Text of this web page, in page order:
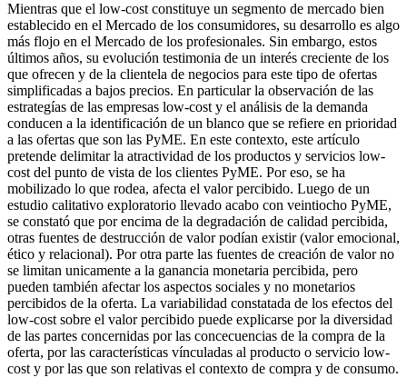
Mientras que el low-cost constituye un segmento de mercado bien
establecido en el Mercado de los consumidores, su desarrollo es algo
más flojo en el Mercado de los profesionales. Sin embargo, estos
últimos años, su evolución testimonia de un interés creciente de los
que ofrecen y de la clientela de negocios para este tipo de ofertas
simplificadas a bajos precios. En particular la observación de las
estrategías de las empresas low-cost y el análisis de la demanda
conducen a la identificación de un blanco que se refiere en prioridad
a las ofertas que son las PyME. En este contexto, este artículo
pretende delimitar la atractividad de los productos y servicios low-
cost del punto de vista de los clientes PyME. Por eso, se ha
mobilizado lo que rodea, afecta el valor percibido. Luego de un
estudio calitativo exploratorio llevado acabo con veintiocho PyME,
se constató que por encima de la degradación de calidad percibida,
otras fuentes de destrucción de valor podían existir (valor emocional,
ético y relacional). Por otra parte las fuentes de creación de valor no
se limitan unicamente a la ganancia monetaria percibida, pero
pueden también afectar los aspectos sociales y no monetarios
percibidos de la oferta. La variabilidad constatada de los efectos del
low-cost sobre el valor percibido puede explicarse por la diversidad
de las partes concernidas por las concecuencias de la compra de la
oferta, por las características vínculadas al producto o servicio low-
cost y por las que son relativas el contexto de compra y de consumo.